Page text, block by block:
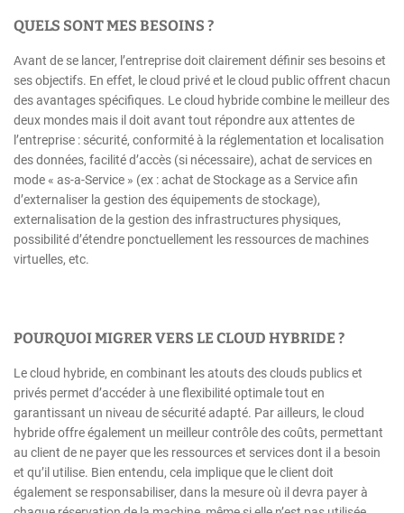
QUELS SONT MES BESOINS ?
Avant de se lancer, l’entreprise doit clairement définir ses besoins et
ses objectifs. En effet, le cloud privé et le cloud public offrent chacun
des avantages spécifiques. Le cloud hybride combine le meilleur des
deux mondes mais il doit avant tout répondre aux attentes de
l’entreprise : sécurité, conformité à la réglementation et localisation
des données, facilité d’accès (si nécessaire), achat de services en
mode « as-a-Service » (ex : achat de Stockage as a Service afin
d’externaliser la gestion des équipements de stockage),
externalisation de la gestion des infrastructures physiques,
possibilité d’étendre ponctuellement les ressources de machines
virtuelles, etc.
POURQUOI MIGRER VERS LE CLOUD HYBRIDE ?
Le cloud hybride, en combinant les atouts des clouds publics et
privés permet d’accéder à une flexibilité optimale tout en
garantissant un niveau de sécurité adapté. Par ailleurs, le cloud
hybride offre également un meilleur contrôle des coûts, permettant
au client de ne payer que les ressources et services dont il a besoin
et qu’il utilise. Bien entendu, cela implique que le client doit
également se responsabiliser, dans la mesure où il devra payer à